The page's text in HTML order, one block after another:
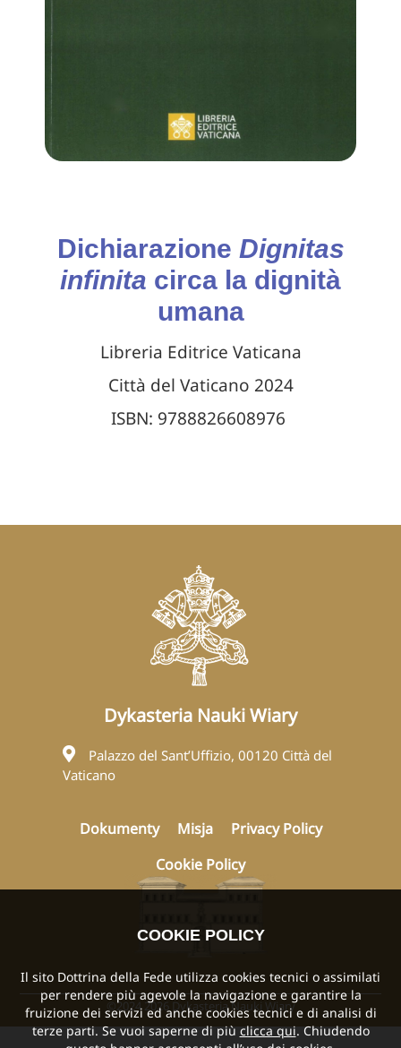
Dichiarazione Dignitas
infinita circa la dignità
umana
Libreria Editrice Vaticana
Città del Vaticano 2024
ISBN: 9788826608976
Dykasteria Nauki Wiary
Palazzo del Sant’Uffizio, 00120 Città del
Vaticano
Dokumenty Misja
Privacy Policy
Cookie Policy
©2024 2026 Dykasteria Nauki Wiary
COOKIE POLICY
Il sito Dottrina della Fede utilizza cookies tecnici o assimilati
per rendere più agevole la navigazione e garantire la
fruizione dei servizi ed anche cookies tecnici e di analisi di
terze parti. Se vuoi saperne di piùclicca qui. Chiudendo